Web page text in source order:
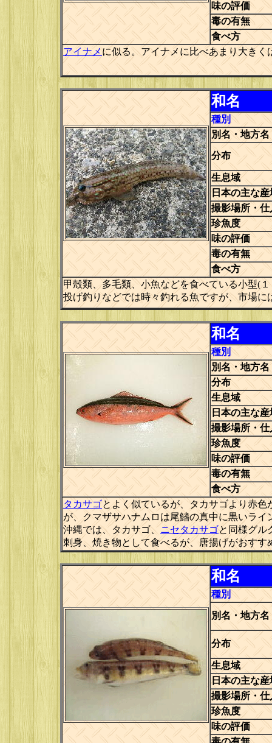
味の評価
毒の有無
食べ方
アイナメ に似る。アイナメに比べあまり大きく
和名
種別
別名・地方名
分布
生息域
日本の主な産
撮影場所・仕
珍魚度
味の評価
毒の有無
食べ方
甲殻類、多毛類、小魚などを食べている小型(
投げ釣りなどでは時々釣れる魚ですが、市場に
和名
種別
別名・地方名
分布
生息域
日本の主な産
撮影場所・仕
珍魚度
味の評価
毒の有無
食べ方
タカサゴとよく似ているが、タカサゴより赤
が、クマザサハナムロは尾鰭の真中に黒いライ
沖縄では、タカサゴ、 ニセタカサゴと同様グル
刺身、焼き物として食べるが、唐揚げがおすす
和名
種別
別名・地方名
分布
生息域
日本の主な産
撮影場所・仕
珍魚度
味の評価